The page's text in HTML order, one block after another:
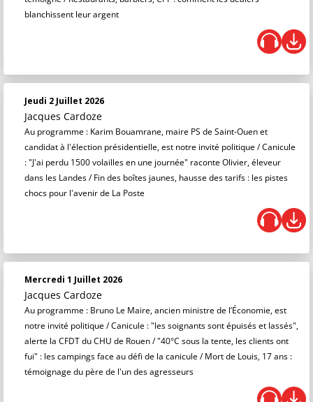
blanchissent leur argent
Jeudi 2 Juillet 2026
Jacques Cardoze
Au programme : Karim Bouamrane, maire PS de Saint-Ouen et
candidat à l'élection présidentielle, est notre invité politique / Canicule
: "J'ai perdu 1500 volailles en une journée" raconte Olivier, éleveur
dans les Landes / Fin des boîtes jaunes, hausse des tarifs : les pistes
chocs pour l'avenir de La Poste
Mercredi 1 Juillet 2026
Jacques Cardoze
Au programme : Bruno Le Maire, ancien ministre de l’Économie, est
notre invité politique / Canicule : "les soignants sont épuisés et lassés",
alerte la CFDT du CHU de Rouen / "40°C sous la tente, les clients ont
fui" : les campings face au défi de la canicule / Mort de Louis, 17 ans :
témoignage du père de l'un des agresseurs